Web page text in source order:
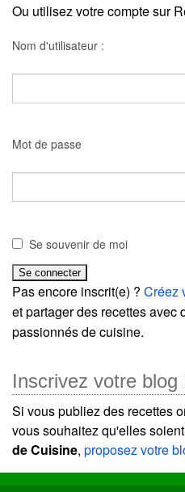
Ou utilisez votre compte sur
Nom d'utilisateur :
Mot de passe
Se souvenir de moi
Pas encore inscrit(e) ? Créez
et partager des recettes avec
passionnés de cuisine.
Inscrivez votre blog
Si vous publiez des recettes
vous souhaitez qu'elles
de Cuisine, proposez votre